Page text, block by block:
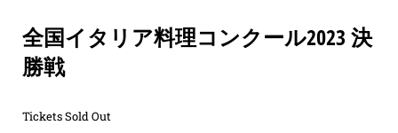
全国イタリア料理コンクール2023 決
勝戦
Tickets Sold Out